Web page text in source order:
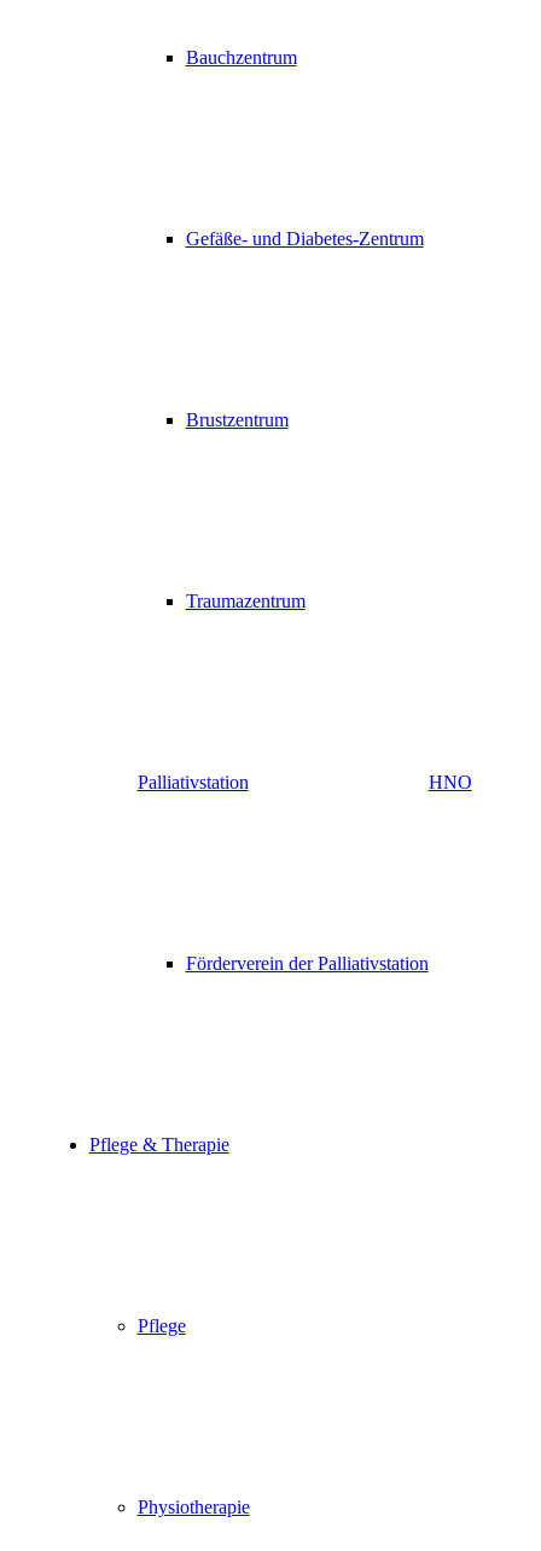
Bauchzentrum
Gefäße- und Diabetes-Zentrum
Brustzentrum
Traumazentrum
Palliativstation
Förderverein der Palliativstation
HNO
Pflege & Therapie
Pflege
Physiotherapie